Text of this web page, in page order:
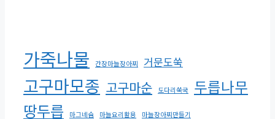
가죽나물 간장마늘장아찌 거문도쑥
고구마모종 고구마순 도다리쑥국 두릅나무
땅두릅 마그네슘 마늘요리활용 마늘장아찌만들기